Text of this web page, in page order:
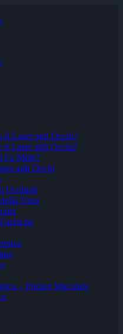
il Laser agli Occhi?
il Laser agli Occhi?
Fa Male?
agli Occhi
Occhiali
Vista
– Pucker Maculare